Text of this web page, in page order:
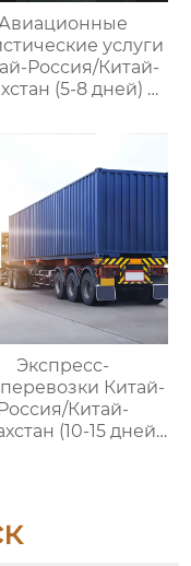
услуги
Россия/Китай-
(5-8 дней) —
управлению
поставок
Экспресс-
Китай-
Россия/Китай-
(10-15 дней)